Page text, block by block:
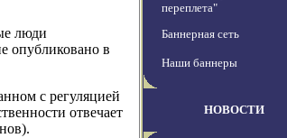
люди
опубликовано в
с регуляцией
отвечает
переплета"
Баннерная сеть
Наши баннеры
НОВОСТИ